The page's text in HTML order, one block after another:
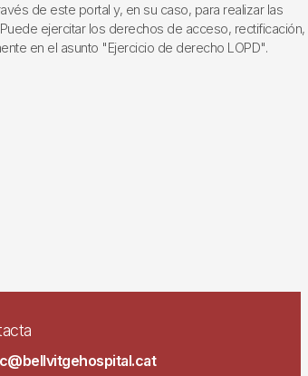
de este portal y, en su caso, para realizar las
ejercitar los derechos de acceso, rectificación,
en el asunto "Ejercicio de derecho LOPD".